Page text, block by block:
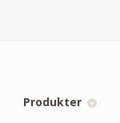
Produkter